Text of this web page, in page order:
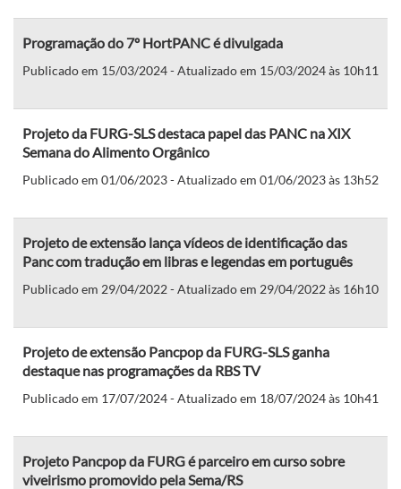
Programação do 7º HortPANC é divulgada
Publicado em 15/03/2024 - Atualizado em 15/03/2024 às 10h11
Projeto da FURG-SLS destaca papel das PANC na XIX
Semana do Alimento Orgânico
Publicado em 01/06/2023 - Atualizado em 01/06/2023 às 13h52
Projeto de extensão lança vídeos de identificação das
Panc com tradução em libras e legendas em português
Publicado em 29/04/2022 - Atualizado em 29/04/2022 às 16h10
Projeto de extensão Pancpop da FURG-SLS ganha
destaque nas programações da RBS TV
Publicado em 17/07/2024 - Atualizado em 18/07/2024 às 10h41
Projeto Pancpop da FURG é parceiro em curso sobre
viveirismo promovido pela Sema/RS